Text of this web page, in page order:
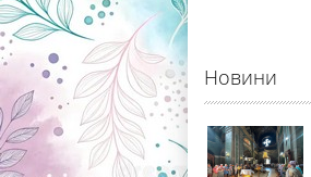
Новини